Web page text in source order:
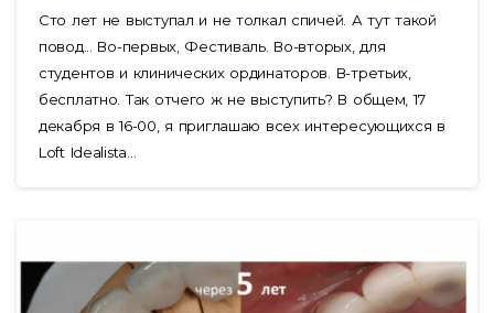
Сто лет не выступал и не толкал спичей. А тут такой
повод... Во-первых, Фестиваль. Во-вторых, для
студентов и клинических ординаторов. В-третьих,
бесплатно. Так отчего ж не выступить? В общем, 17
декабря в 16-00, я приглашаю всех интересующихся в
Loft Idealista...